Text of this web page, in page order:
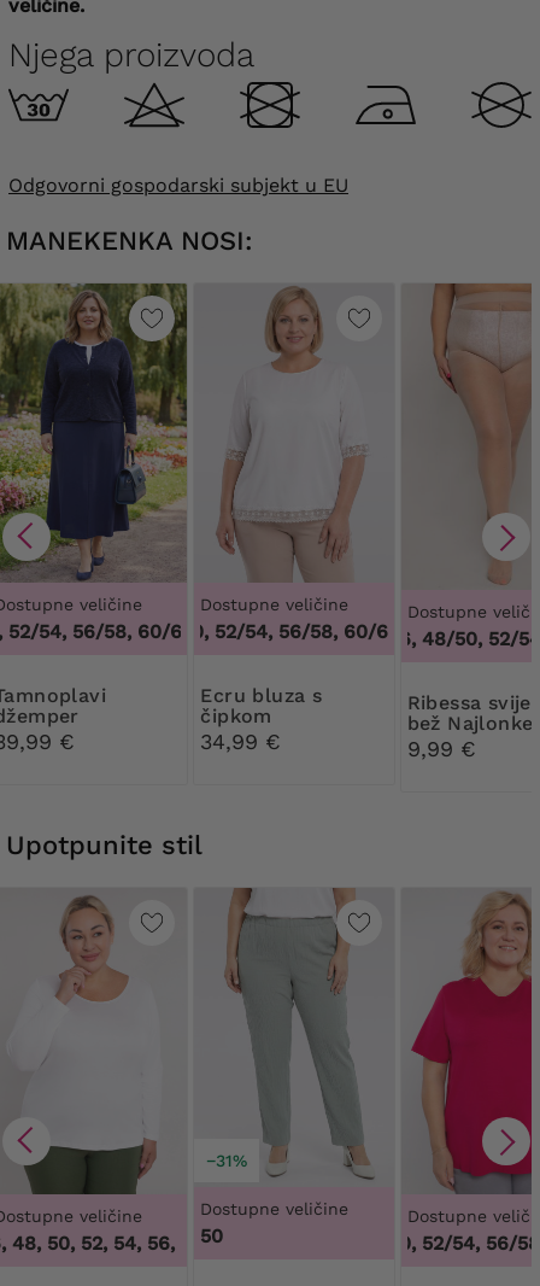
veličine.
Njega proizvoda
Odgovorni gospodarski subjekt u EU
MANEKENKA NOSI:
veličine
54, 56/58, 60/62 48/50, 52/54, 56/58, 60/62
€
Dostupne veličine
48/50, 52/54, 56/58, 60/62 48/50, 52/54,
Ecru bluza s
čipkom
34,99 €
Dostupne
44/46, 48/50, 52/
Ribessa svijetlo
bež Najlonke
DEN
9,99 €
Upotpunite stil
veličine
50, 52, 54, 56, 58, 60, 62, 64 44, 46, 48, 50, 52, 54,
−31%
Dostupne veličine
50
Dostupne
48/50, 52/54, 56/